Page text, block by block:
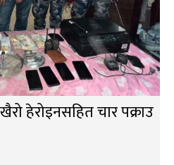
हेरोइनसहित चार पक्राउ